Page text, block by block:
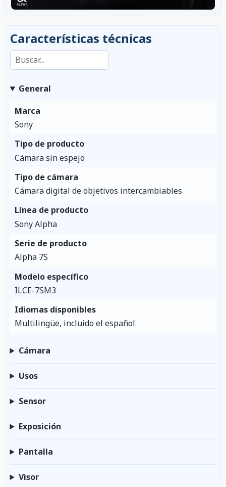
Características técnicas
Buscar en las características
General
Marca
Sony
Tipo de producto
Cámara sin espejo
Tipo de cámara
Cámara digital de objetivos intercambiables
Línea de producto
Sony Alpha
Serie de producto
Alpha 7S
Modelo específico
ILCE-7SM3
Idiomas disponibles
Multilingüe, incluido el español
Cámara
Usos
Sensor
Exposición
Pantalla
Visor